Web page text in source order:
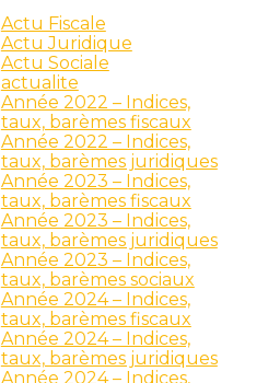
Actu Fiscale
Actu Juridique
Actu Sociale
actualite
Année 2022 – Indices,
taux, barèmes fiscaux
Année 2022 – Indices,
taux, barèmes juridiques
Année 2023 – Indices,
taux, barèmes fiscaux
Année 2023 – Indices,
taux, barèmes juridiques
Année 2023 – Indices,
taux, barèmes sociaux
Année 2024 – Indices,
taux, barèmes fiscaux
Année 2024 – Indices,
taux, barèmes juridiques
Année 2024 – Indices,